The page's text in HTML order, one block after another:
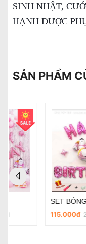
SINH NHẬT,
HẠNH ĐƯỢC
SẢN PHẨM
155.000đ260.000đ